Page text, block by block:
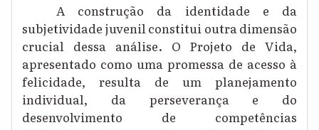
A construção da identidade e da
subjetividade juvenil constitui outra dimensão
crucial dessa análise. O Projeto de Vida,
apresentado como uma promessa de acesso à
felicidade, resulta de um planejamento
individual, da perseverança e do
desenvolvimento de competências